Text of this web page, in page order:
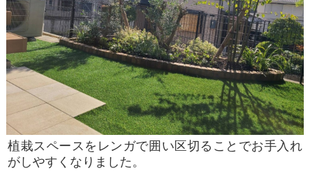
植栽スペースをレンガで囲い区切ることでお手入れ
がしやすくなりました。